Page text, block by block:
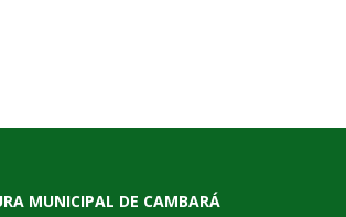
MUNICIPAL DE CAMBARÁ